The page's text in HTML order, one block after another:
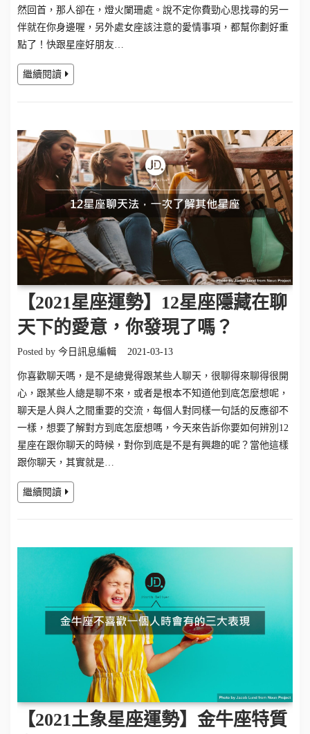
然回首，那人卻在，燈火闌珊處。說不定你費勁心思找尋的另一
伴就在你身邊喔，另外處女座該注意的愛情事項，都幫你劃好重
點了！快跟星座好朋友…
繼續閱讀
【2021星座運勢】12星座隱藏在聊
天下的愛意，你發現了嗎？
Posted by 今日訊息編輯 2021-03-13
你喜歡聊天嗎，是不是總覺得跟某些人聊天，很聊得來聊得很開
心，跟某些人總是聊不來，或者是根本不知道他到底怎麼想呢，
聊天是人與人之間重要的交流，每個人對同樣一句話的反應卻不
一樣，想要了解對方到底怎麼想嗎，今天來告訴你要如何辨別12
星座在跟你聊天的時候，對你到底是不是有興趣的呢？當他這樣
跟你聊天，其實就是…
繼續閱讀
【2021土象星座運勢】金牛座特質